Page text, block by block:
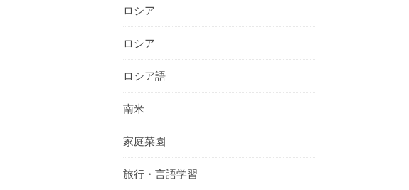
ロシア
ロシア
ロシア語
南米
家庭菜園
旅行・言語学習